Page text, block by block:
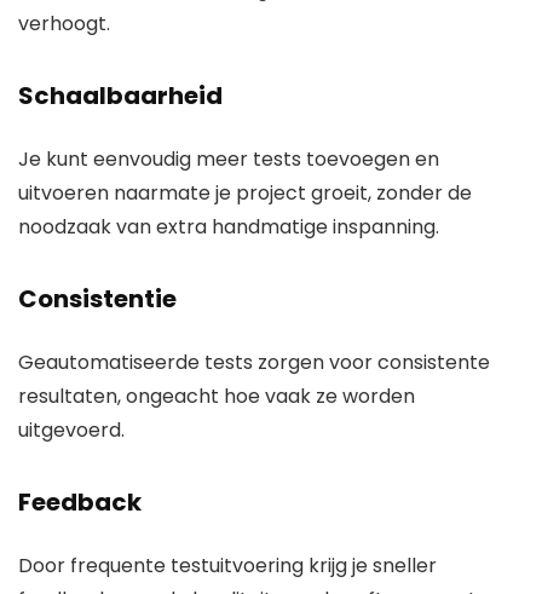
verhoogt.
Schaalbaarheid
Je kunt eenvoudig meer tests toevoegen en
uitvoeren naarmate je project groeit, zonder de
noodzaak van extra handmatige inspanning.
Consistentie
Geautomatiseerde tests zorgen voor consistente
resultaten, ongeacht hoe vaak ze worden
uitgevoerd.
Feedback
Door frequente testuitvoering krijg je sneller